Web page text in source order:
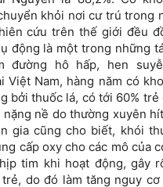
khỏi nơi cư trú trong
cứu trên thế giới đều
động là một trong những
đường hô hấp, hen
Việt Nam, hàng năm có
bởi thuốc lá, có tới 60%
nặng nề do thường xuyên
gia cũng cho biết, khói
cấp oxy cho các mô của
tim khi hoạt động, gây
do đó làm tăng nguy